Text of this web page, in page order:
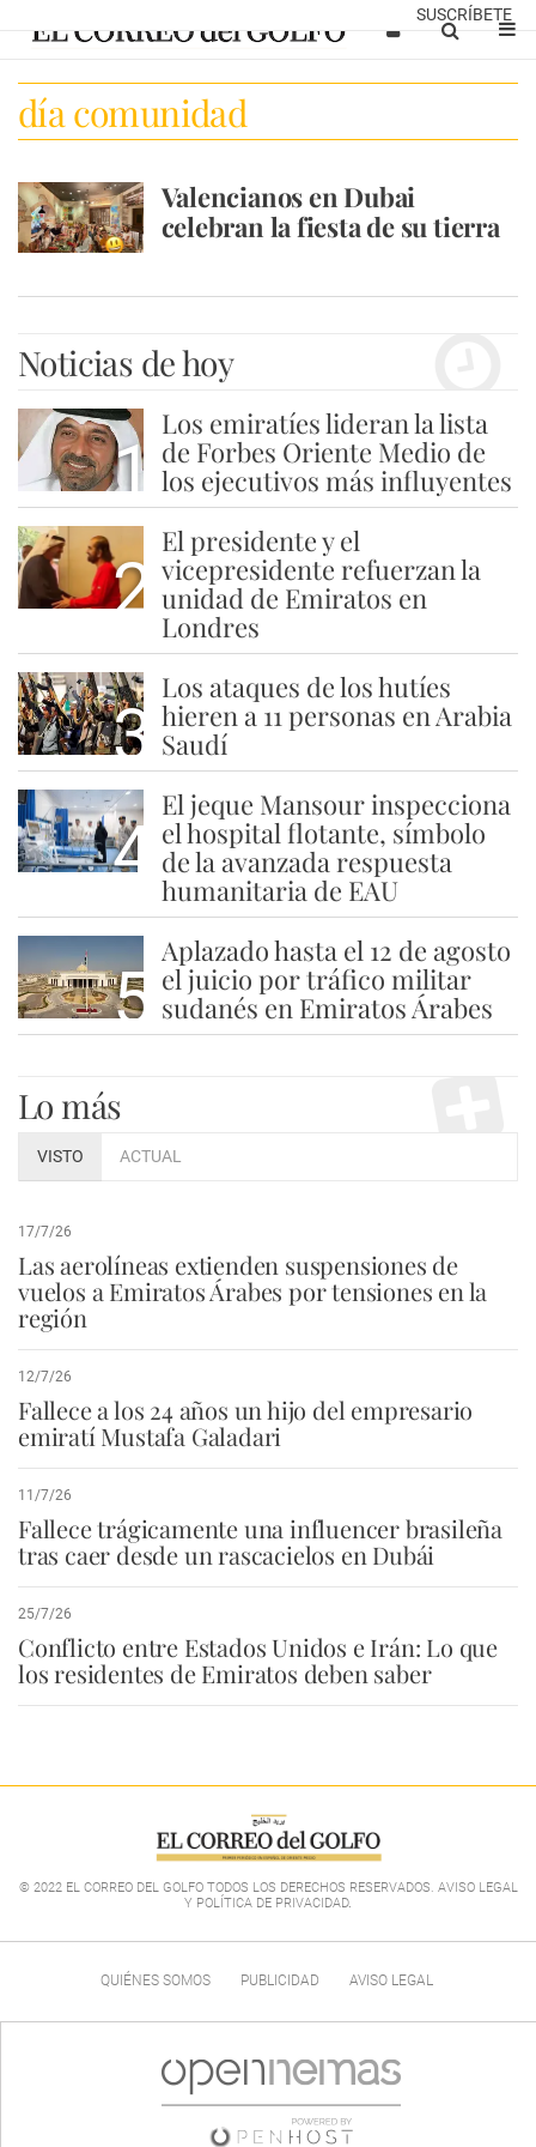
SUSCRÍBETE
día comunidad
Valencianos en Dubai
celebran la fiesta de su tierra
Noticias de hoy
1
Los emiratíes lideran la lista
de Forbes Oriente Medio de
los ejecutivos más influyentes
2
El presidente y el
vicepresidente refuerzan la
unidad de Emiratos en
Londres
3
Los ataques de los hutíes
hieren a 11 personas en Arabia
Saudí
4
El jeque Mansour inspecciona
el hospital flotante, símbolo
de la avanzada respuesta
humanitaria de EAU
5
Aplazado hasta el 12 de agosto
el juicio por tráfico militar
sudanés en Emiratos Árabes
Lo más
VISTO ACTUAL
17/7/26
Las aerolíneas extienden suspensiones de
vuelos a Emiratos Árabes por tensiones en la
región
12/7/26
Fallece a los 24 años un hijo del empresario
emiratí Mustafa Galadari
11/7/26
Fallece trágicamente una influencer brasileña
tras caer desde un rascacielos en Dubái
25/7/26
Conflicto entre Estados Unidos e Irán: Lo que
los residentes de Emiratos deben saber
© 2022 EL CORREO DEL GOLFO TODOS LOS DERECHOS RESERVADOS. AVISO LEGAL
Y POLÍTICA DE PRIVACIDAD.
QUIÉNES SOMOS PUBLICIDAD AVISO LEGAL